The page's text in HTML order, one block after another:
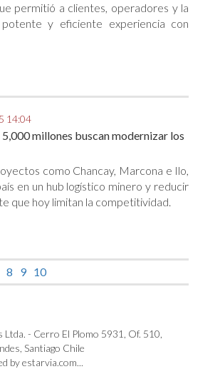
permitió a clientes, operadores y la
y eficiente experiencia con
14:04
millones buscan modernizar los
como Chancay, Marcona e Ilo,
en un hub logístico minero y reducir
que hoy limitan la competitividad.
8 9 10
- Cerro El Plomo 5931, Of. 510,
Santiago Chile
by estarvia.com...